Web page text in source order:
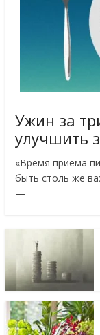
Ужин за
улучшить
«Время приёма
быть столь же
—